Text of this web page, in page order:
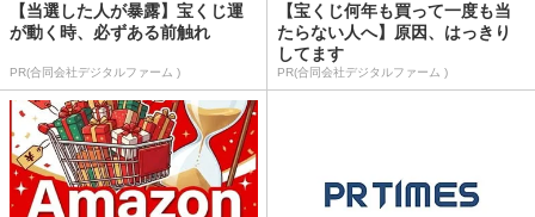
【当選した人が暴露】宝くじ運
が動く時、必ずある前触れ
PR(合同会社デジタルファーム )
【宝くじ何年も買って一度も当
たらない人へ】原因、はっきり
してます
PR(合同会社デジタルファーム )